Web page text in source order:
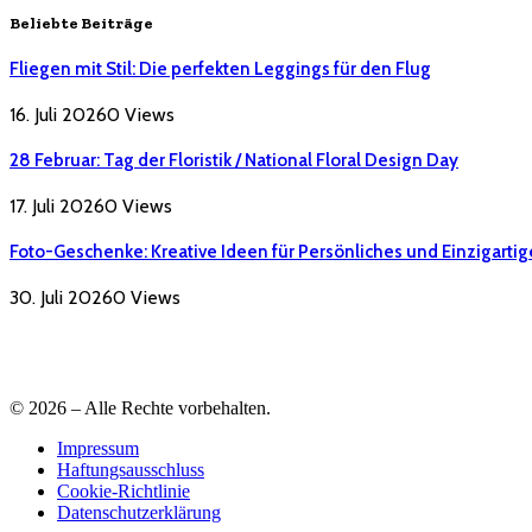
Beliebte Beiträge
Fliegen mit Stil: Die perfekten Leggings für den Flug
16. Juli 20260 Views
28 Februar: Tag der Floristik / National Floral Design Day
17. Juli 20260 Views
Foto-Geschenke: Kreative Ideen für Persönliches und
30. Juli 20260 Views
© 2026 – Alle Rechte vorbehalten.
Impressum
Haftungsausschluss
Cookie-Richtlinie
Datenschutzerklärung